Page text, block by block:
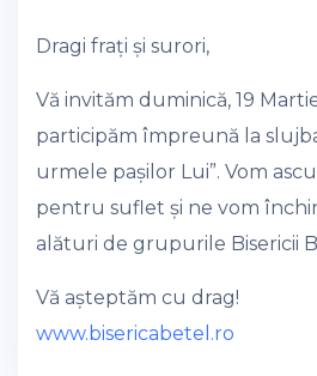
Dragi frați și surori,
Vă invităm duminică, 19
participăm împreună la
urmele pașilor Lui”. Vom
pentru suflet și ne vom
alături de grupurile Bisericii
Vă așteptăm cu drag!
www.bisericabetel.ro